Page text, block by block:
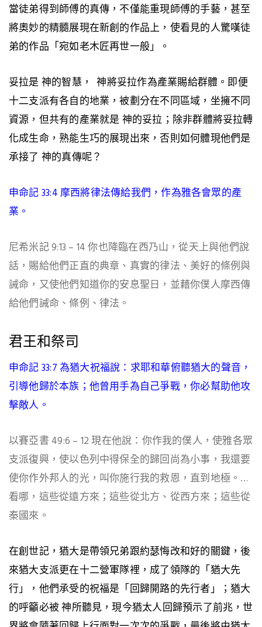
當徒弟得到師傅的真傳，不僅能重現師傅的手藝，甚至
將奧妙的精髓展現在新創的作品上，使看見的人驚嘆徒
弟的作品「宛如老木匠再世一般」。
妥拉是 神的智慧， 神將妥拉作為產業賜給群體。即便
十二支派有各自的地業，被劃分在不同區域，坐擁不同
資源，但共有的產業就是 神的妥拉；除非群體將妥拉轉
化成生命，熟能生巧的展現出來，否則如何體現他們是
承接了 神的真傳呢？
申命記 33:4 摩西將律法傳給我們，作為雅各會眾的產
業。
尼希米記 9:13 – 14 你也降臨在西乃山，從天上與他們說
話，賜給他們正直的典章、真實的律法、美好的條例與
誡命，又使他們知道你的安息聖日 ，並藉你僕人摩西傳
給他們誡命、條例、律法。
君王和祭司
申命記 33:7 為猶大祝福說：求耶和華俯聽猶大的聲音，
引導他歸於本族；他曾用手為自己爭戰，你必幫助他攻
擊敵人。
以賽亞書 49:6 – 12 現在他說：你作我的僕人，使雅各眾
支派復興，使以色列中得保全的歸回尚為小事，我還要
使你作外邦人的光，叫你施行我的救恩，直到地極。…
看哪，這些從遠方來；這些從北方、從西方來；這些從
秦國來。
在創世記，猶大是帶領兄弟跟約瑟悔改和好的關鍵，後
來猶大支派更在十二營軍隊裡，成了領隊的「猶大先
行」，他們承受的祝福是「回歸開路的先行者」；猶大
的呼籲必被 神所聽見，現今猶太人回歸預示了前兆，世